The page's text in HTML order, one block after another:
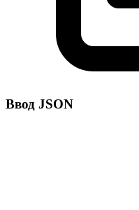
Ввод JSON